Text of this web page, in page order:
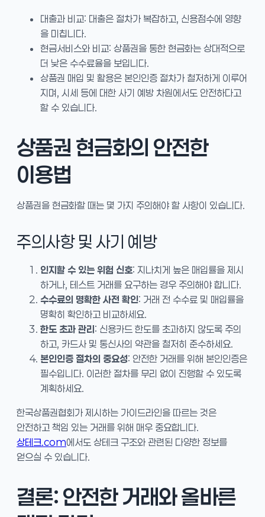
대출과 비교: 대출은 절차가 복잡하고, 신용점수에 영향
을 미칩니다.
현금서비스와 비교: 상품권을 통한 현금화는 상대적으로
더 낮은 수수료율을 보입니다.
상품권 매입 및 활용은 본인인증 절차가 철저하게 이루어
지며, 시세 등에 대한 사기 예방 차원에서도 안전하다고
할 수 있습니다.
상품권 현금화의 안전한
이용법
상품권을 현금화할 때는 몇 가지 주의해야 할 사항이 있습니다.
주의사항 및 사기 예방
인지할 수 있는 위험 신호: 지나치게 높은 매입률을 제시
하거나, 테스트 거래를 요구하는 경우 주의해야 합니다.
수수료의 명확한 사전 확인: 거래 전 수수료 및 매입률을
명확히 확인하고 비교하세요.
한도 초과 관리: 신용카드 한도를 초과하지 않도록 주의
하고, 카드사 및 통신사의 약관을 철저히 준수하세요.
본인인증 절차의 중요성: 안전한 거래를 위해 본인인증은
필수입니다. 이러한 절차를 무리 없이 진행할 수 있도록
계획하세요.
한국상품권협회가 제시하는 가이드라인을 따르는 것은
안전하고 책임 있는 거래를 위해 매우 중요합니다.
상테크.com에서도 상테크 구조와 관련된 다양한 정보를
얻으실 수 있습니다.
결론: 안전한 거래와 올바른